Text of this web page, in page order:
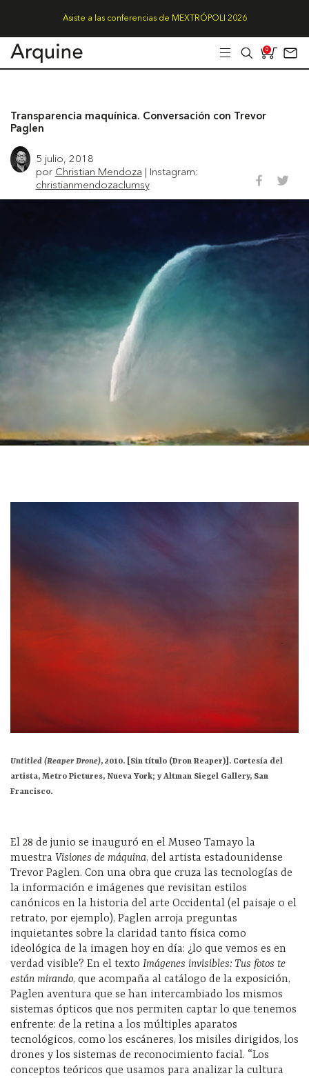
Asiste a las conferencias de MEXTRÓPOLI 2026
0
Transparencia maquínica. Conversación con Trevor
Paglen
5 julio, 2018
por Christian Mendoza | Instagram:
christianmendozaclumsy
Untitled (Reaper Drone), 2010. [Sin título (Dron Reaper)]. Cortesía del
artista, Metro Pictures, Nueva York; y Altman Siegel Gallery, San
Francisco.
El 28 de junio se inauguró en el Museo Tamayo la
muestra Visiones de máquina, del artista estadounidense
Trevor Paglen. Con una obra que cruza las tecnologías de
la información e imágenes que revisitan estilos
canónicos en la historia del arte Occidental (el paisaje o el
retrato, por ejemplo), Paglen arroja preguntas
inquietantes sobre la claridad tanto física como
ideológica de la imagen hoy en día: ¿lo que vemos es en
verdad visible? En el texto Imágenes invisibles: Tus fotos te
están mirando, que acompaña al catálogo de la exposición,
Paglen aventura que se han intercambiado los mismos
sistemas ópticos que nos permiten captar lo que tenemos
enfrente: de la retina a los múltiples aparatos
tecnológicos, como los escáneres, los misiles dirigidos, los
drones y los sistemas de reconocimiento facial. “Los
conceptos teóricos que usamos para analizar la cultura